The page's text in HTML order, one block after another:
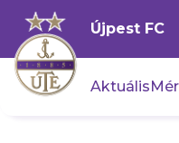
Újpest FC
Aktuális